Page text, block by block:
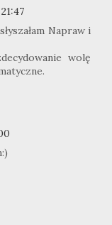
Napraw i
wolę